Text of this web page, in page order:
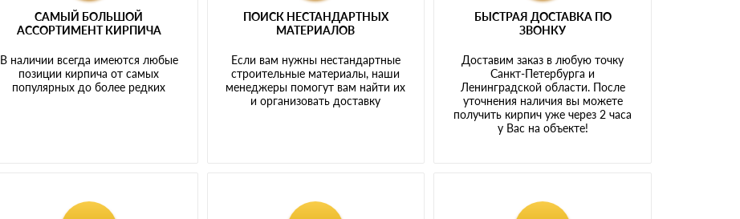
САМЫЙ БОЛЬШОЙ
АССОРТИМЕНТ КИРПИЧА
В наличии всегда имеются любые
позиции кирпича от самых
популярных до более редких
ПОИСК НЕСТАНДАРТНЫХ
МАТЕРИАЛОВ
Если вам нужны нестандартные
строительные материалы, наши
менеджеры помогут вам найти их
и организовать доставку
БЫСТРАЯ ДОСТАВКА ПО
ЗВОНКУ
Доставим заказ в любую точку
Санкт-Петербурга и
Ленинградской области. После
уточнения наличия вы можете
получить кирпич уже через 2 часа
у Вас на объекте!